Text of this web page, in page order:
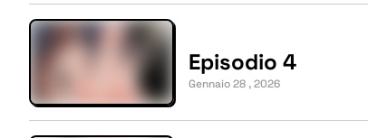
Episodio 4
Gennaio 28 , 2026